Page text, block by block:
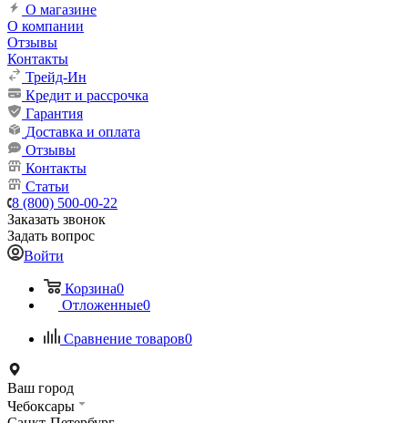
О магазине
О компании
Отзывы
Контакты
Трейд-Ин
Кредит и рассрочка
Гарантия
Доставка и оплата
Отзывы
Контакты
Статьи
8 (800) 500-00-22
Заказать звонок
Задать вопрос
Войти
Корзина0
Отложенные0
Сравнение товаров0
Ваш город
Чебоксары